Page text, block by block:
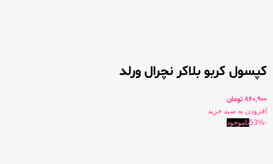
کپسول کربو بلاکر نچرال ورلد
860,900تومان
افزودن به سبد خرید
-53%
ناموجود